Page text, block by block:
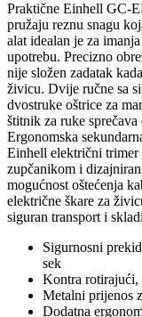
Praktične Einhell GC-
pružaju reznu snagu
alat idealan je za
upotrebu. Precizno
nije složen zadatak
živicu. Dvije ručne sa
dvostruke oštrice za
štitnik za ruke sprečava
Ergonomska
Einhell električni trimer
zupčanikom i
mogućnost oštećenja
električne škare za
siguran transport i
Sigurnosni
sek
Kontra rotirajući,
Metalni prijenos
Dodatna